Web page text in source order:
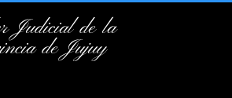
Judicial de la
de Jujuy